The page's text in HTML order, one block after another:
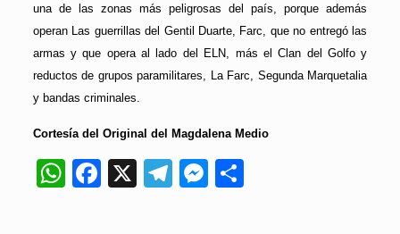
una de las zonas más peligrosas del país, porque además
operan Las guerrillas del Gentil Duarte, Farc, que no entregó las
armas y que opera al lado del ELN, más el Clan del Golfo y
reductos de grupos paramilitares, La Farc, Segunda Marquetalia
y bandas criminales.
Cortesía del Original del Magdalena Medio
WhatsApp
Facebook
X Telegram
Messenger